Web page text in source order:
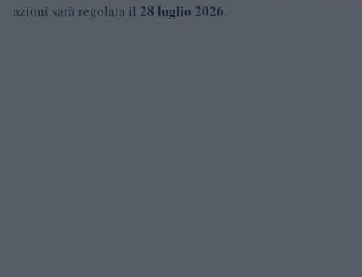
azioni sarà regolata il 28 luglio 2026.